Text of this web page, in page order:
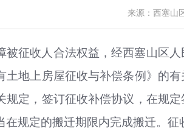
来源：西塞山
被征收人合法权益，经西塞山区
土地上房屋征收与补偿条例》的
规定，签订征收补偿协议，在规
规定的搬迁期限内完成搬迁。